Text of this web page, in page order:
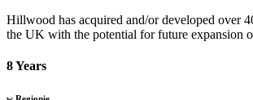
Hillwood has acquired and/or developed over
the UK with the potential for future expansion
8 Years